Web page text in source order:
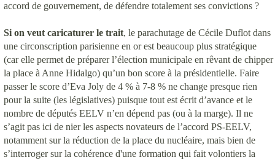
accord de gouvernement, de défendre totalement ses convictions ?
Si on veut caricaturer le trait, le parachutage de Cécile Duflot dans
une circonscription parisienne en or est beaucoup plus stratégique
(car elle permet de préparer l’élection municipale en rêvant de chipper
la place à Anne Hidalgo) qu’un bon score à la présidentielle. Faire
passer le score d’Eva Joly de 4 % à 7-8 % ne change presque rien
pour la suite (les législatives) puisque tout est écrit d’avance et le
nombre de députés EELV n’en dépend pas (ou à la marge). Il ne
s’agit pas ici de nier les aspects novateurs de l’accord PS-EELV,
notamment sur la réduction de la place du nucléaire, mais bien de
s’interroger sur la cohérence d'une formation qui fait volontiers la